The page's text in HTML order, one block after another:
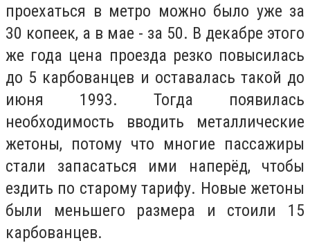
проехаться в метро можно было уже за
30 копеек, а в мае - за 50. В декабре этого
же года цена проезда резко повысилась
до 5 карбованцев и оставалась такой до
июня 1993. Тогда появилась
необходимость вводить металлические
жетоны, потому что многие пассажиры
стали запасаться ими наперёд, чтобы
ездить по старому тарифу. Новые жетоны
были меньшего размера и стоили 15
карбованцев.